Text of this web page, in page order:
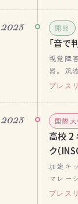
2025 開発
「音で
視覚障
器。筑
プレス
2025 国際大
高校 2
ク（
加速キ
マレー
プレス